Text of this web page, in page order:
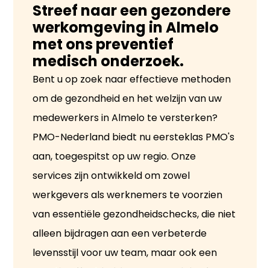
Streef naar een gezondere
werkomgeving in Almelo
met ons preventief
medisch onderzoek.
Bent u op zoek naar effectieve methoden
om de gezondheid en het welzijn van uw
medewerkers in Almelo te versterken?
PMO-Nederland biedt nu eersteklas PMO's
aan, toegespitst op uw regio. Onze
services zijn ontwikkeld om zowel
werkgevers als werknemers te voorzien
van essentiële gezondheidschecks, die niet
alleen bijdragen aan een verbeterde
levensstijl voor uw team, maar ook een